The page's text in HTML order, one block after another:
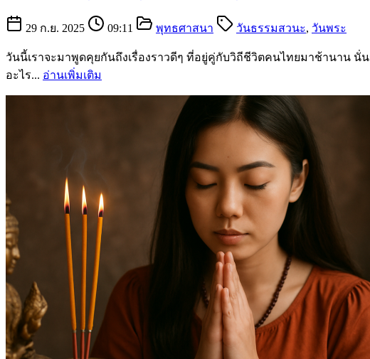
29 ก.ย. 2025 09:11 พุทธศาสนา วันธรรมสวนะ, วันพระ
วันนี้เราจะมาพูดคุยกันถึงเรื่องราวดีๆ ที่อยู่คู่กับวิถีชีวิตคนไทยมาช้านาน
อะไร... อ่านเพิ่มเติม